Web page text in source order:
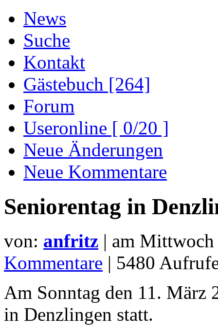
News
Suche
Kontakt
Gästebuch [264]
Forum
Useronline [ 0/20 ]
Neue Änderungen
Neue Kommentare
Seniorentag in
von: anfritz | am Mittwoch
Kommentare | 5480
Am Sonntag den 11. März
in Denzlingen statt.